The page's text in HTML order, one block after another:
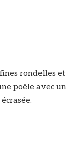
rondelles et
poêle avec un